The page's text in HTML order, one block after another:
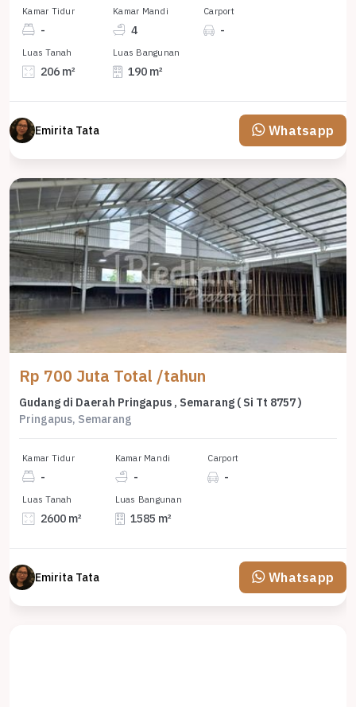
Kamar Tidur
-
Kamar Mandi
4
Carport
-
Luas Tanah
206 m²
Luas Bangunan
190 m²
Emirita Tata Whatsapp
Rp 700 Juta Total /tahun
Gudang di Daerah Pringapus , Semarang ( Si Tt 8757 )
Pringapus, Semarang
Kamar Tidur
-
Kamar Mandi
-
Carport
-
Luas Tanah
2600 m²
Luas Bangunan
1585 m²
Emirita Tata Whatsapp